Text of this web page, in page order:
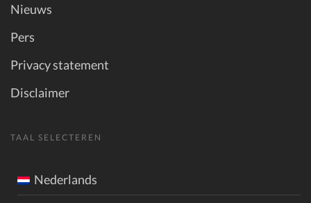
Nieuws
Pers
Privacy statement
Disclaimer
TAAL SELECTEREN
Nederlands